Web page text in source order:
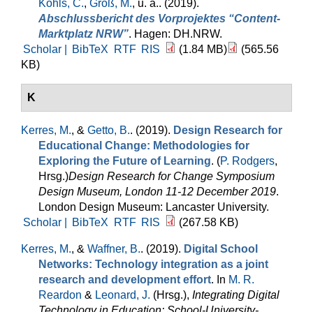
Kohls, C., Groß, M., u. a.. (2019).
Abschlussbericht des Vorprojektes “Content-
Marktplatz NRW”. Hagen: DH.NRW.
Scholar |
BibTeX RTF RIS (1.84 MB)
(565.56
KB)
K
Kerres, M., & Getto, B.. (2019). Design Research for
Educational Change: Methodologies for
Exploring the Future of Learning. (P. Rodgers,
Hrsg.)Design Research for Change Symposium
Design Museum, London 11-12 December 2019.
London Design Museum: Lancaster University.
Scholar |
BibTeX RTF RIS (267.58 KB)
Kerres, M., & Waffner, B.. (2019). Digital School
Networks: Technology integration as a joint
research and development effort. In M. R.
Reardon & Leonard, J. (Hrsg.), Integrating Digital